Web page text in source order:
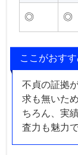
◎ ◎
ここがおす
不貞の証拠
求も無いた
ちろん、実
査力も魅力で